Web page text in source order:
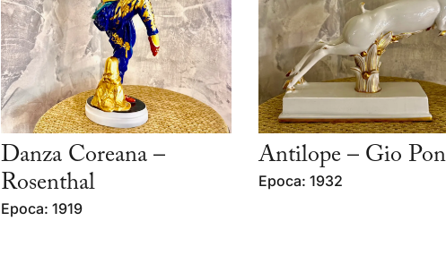
Danza Coreana –
Rosenthal
Epoca: 1919
Antilope – Gio
Epoca: 1932